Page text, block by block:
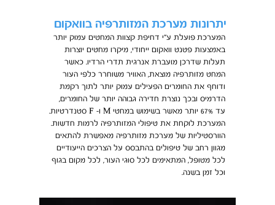
יתרונות מערכת המזותרפיה בוואקום
המערכת פועלת ע"י דחיפת קצוות המחטים עמוק יותר
באמצעות פטנט וואקום ייחודי, מיקרו מחטים יוצרות
תעלות שדרכן מועברת אנרגית תדרי הרדיו. כאשר
המחט מזותרפיה מוצאת, האוויר משוחרר כלפי העור
ודוחף את החומרים הפעילים עמוק יותר לתוך רקמת
הדרמיס ובכך נוצרת חדירה גבוהה יותר של החומרים,
עד 67% יותר מאשר בשימוש במחטי M ו- F סטנדרטיות.
המערכת לוקחת את טיפולי המזותרפיה לרמות חדשות.
הוורסטיליות של מערכת מזותרפיה מאפשרת להתאים
מגוון רחב של טיפולים בהתבסס על הצרכים הייעודיים
לכל מטופל, המתאימים לכל סוגי העור, לכל מקום בגוף
וכל זמן בשנה.